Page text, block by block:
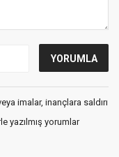
imalar, inançlara saldırı
yazılmış yorumlar